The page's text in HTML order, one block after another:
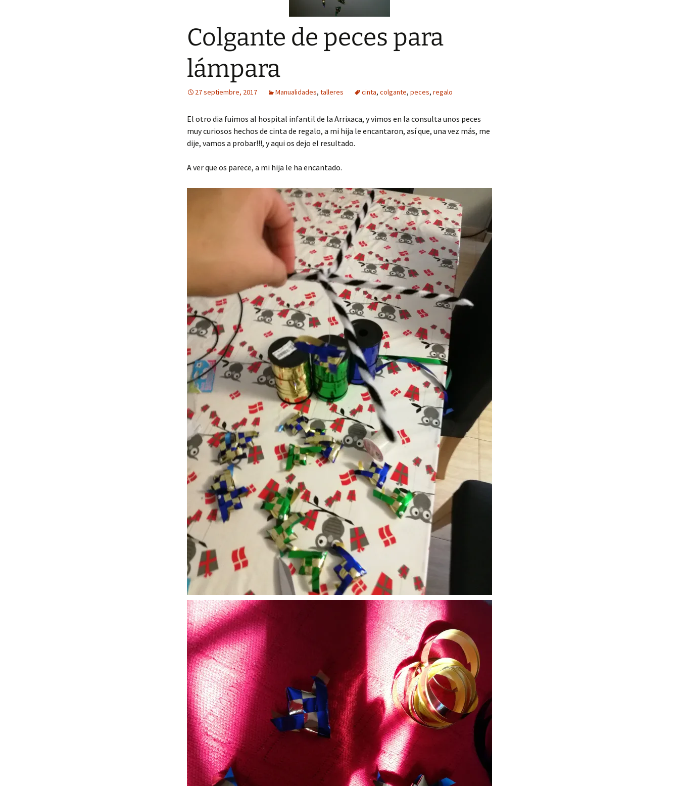
Colgante de peces para
lámpara
27 septiembre, 2017 Manualidades, talleres cinta, colgante, peces, regalo
El otro dia fuimos al hospital infantil de la Arrixaca, y vimos en la consulta unos peces
muy curiosos hechos de cinta de regalo, a mi hija le encantaron, así que, una vez más, me
dije, vamos a probar!!!, y aqui os dejo el resultado.
A ver que os parece, a mi hija le ha encantado.